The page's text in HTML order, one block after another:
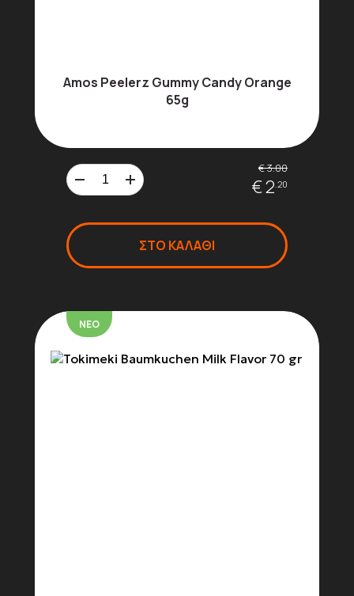
Amos Peelerz Gummy Candy Orange
65g
€ 3.00
€ 2.20
ΣΤΟ ΚΑΛΑΘΙ
ΝΕΟ